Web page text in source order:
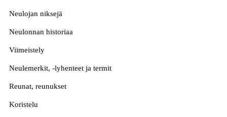
Neulojan niksejä
Neulonnan historiaa
Viimeistely
Neulemerkit, -lyhenteet ja termit
Reunat, reunukset
Koristelu